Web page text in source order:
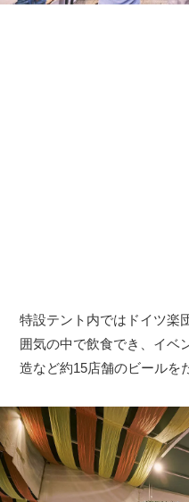
特設テント内ではドイツ楽
囲気の中で飲食でき、イベ
造など約15店舗のビールを